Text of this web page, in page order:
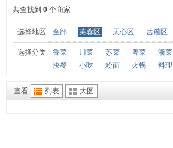
商家› ›
共查找到 0 个商家
选择地区 全部 芙蓉区 天心区 岳麓区
选择分类 鲁菜 川菜 苏菜 粤菜 浙菜
快餐
小吃 粉面 火锅 料理
查看 列表 大图